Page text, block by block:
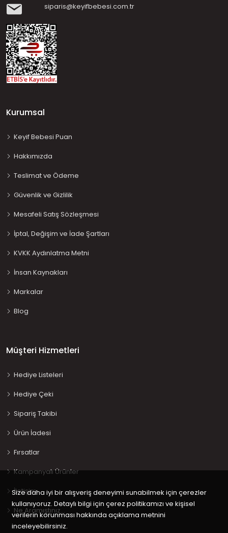
siparis@keyifbebesi.com.tr
Kurumsal
Keyif Bebesi Puan
Hakkımızda
Teslimat ve Ödeme
Güvenlik ve Gizlilik
Mesafeli Satış Sözleşmesi
İptal, Değişim ve İade Şartları
KVKK Aydınlatma Metni
İnsan Kaynakları
Markalar
Blog
Müşteri Hizmetleri
Hediye Listeleri
Hediye Çeki
Sipariş Takibi
Ürün İadesi
Fırsatlar
Kampanyalı Ürünler
İletişim
Ne Aramıştınız…
Size daha iyi bir alışveriş deneyimi sunabilmek için çerezler
kullanıyoruz. Detaylı bilgi için çerez politikamızı ve kişisel
verilerin korunması hakkında açıklama metnini
inceleyebilirsiniz.